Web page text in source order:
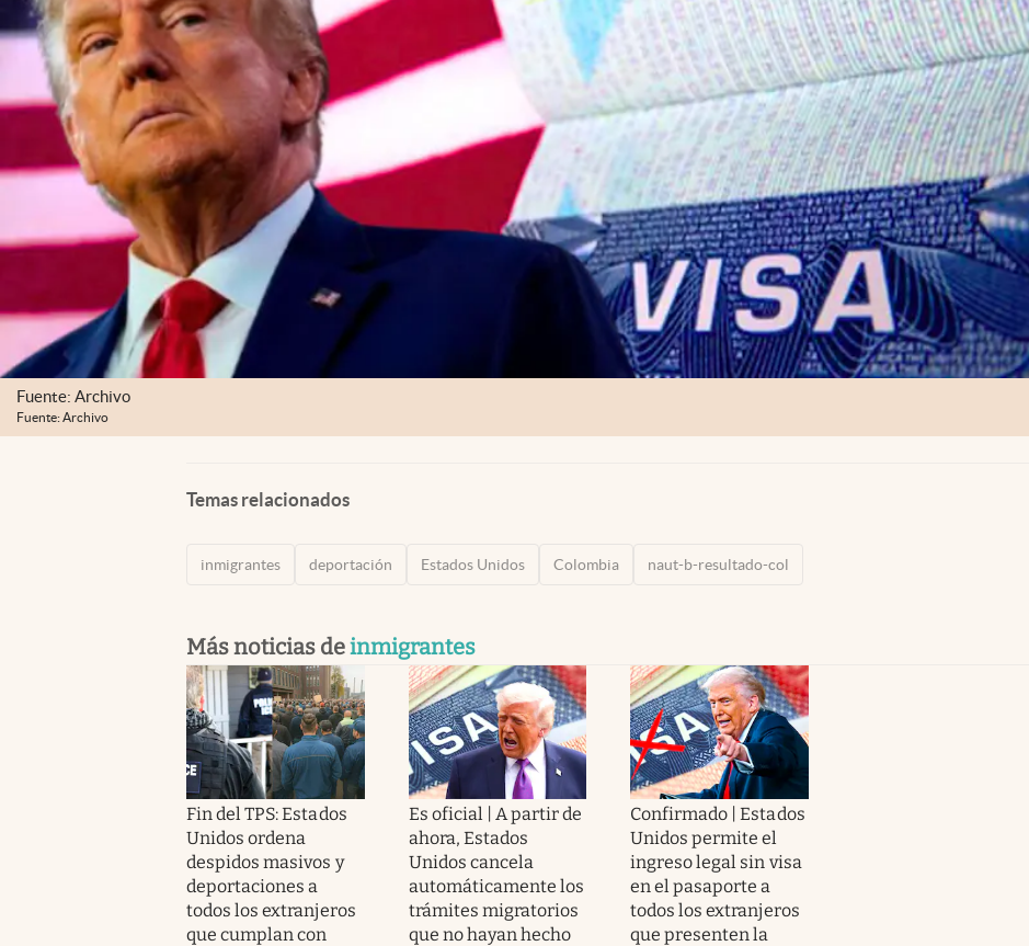
Fuente: Archivo
Fuente: Archivo
Temas relacionados
inmigrantes deportación Estados Unidos Colombia naut-b-resultado-col
Más noticias deinmigrantes
Fin del TPS: Estados
Unidos ordena
despidos masivos y
deportaciones a
todos los extranjeros
que cumplan con
Es oficial | A partir de
ahora, Estados
Unidos cancela
automáticamente los
trámites migratorios
que no hayan hecho
Confirmado | Estados
Unidos permite el
ingreso legal sin visa
en el pasaporte a
todos los extranjeros
que presenten la